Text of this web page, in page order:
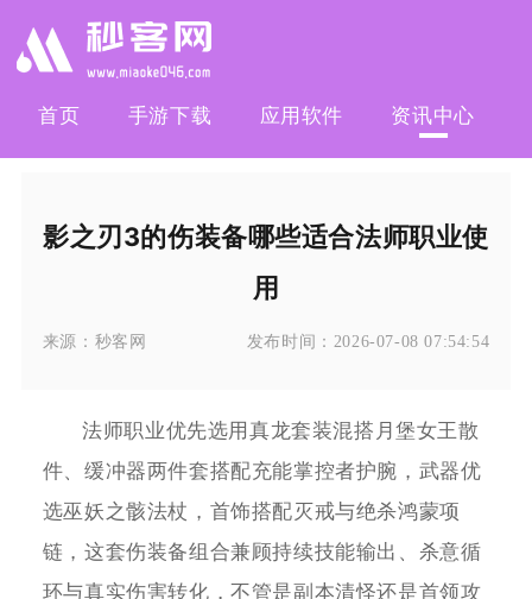
首页 手游下载 应用软件 资讯中心
影之刃3的伤装备哪些适合法师职业使
用
来源： 秒客网 发布时间： 2026-07-08 07:54:54
法师职业优先选用真龙套装混搭月堡女王散
件、缓冲器两件套搭配充能掌控者护腕，武器优
选巫妖之骸法杖，首饰搭配灭戒与绝杀鸿蒙项
链，这套伤装备组合兼顾持续技能输出、杀意循
环与真实伤害转化，不管是副本清怪还是首领攻